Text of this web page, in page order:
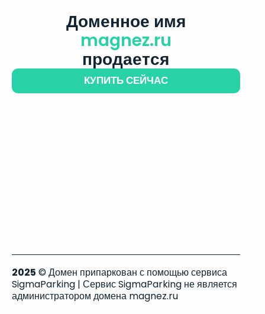
Доменное имя
magnez.ru
продается
КУПИТЬ СЕЙЧАС
2025 © Домен припаркован с помощью сервиса
SigmaParking | Сервис SigmaParking не является
администратором домена magnez.ru